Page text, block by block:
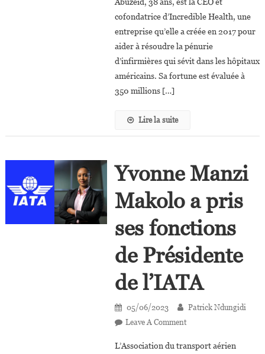
D’origine
Et
Une
Des
Riches
USA ?
cofondatrice d’Incredible Health, une
entreprise qu’elle a créée en 2017 pour
aider à résoudre la pénurie
d’infirmières qui sévit dans les hôpitaux
américains. Sa fortune est évaluée à
350 millions […]
Lire la suite
Yvonne Manzi
Makolo a pris
ses fonctions
de Présidente
de l’IATA
05/06/2023
Patrick Ndungidi
Leave A CommentOn
Manzi
L’Association du transport aérien